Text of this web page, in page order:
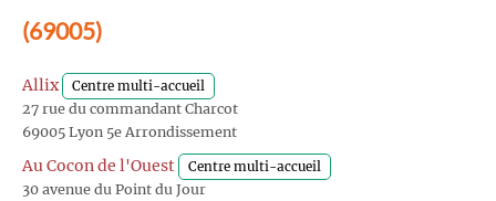
(69005)
Allix Centre multi-accueil
27 rue du commandant Charcot
69005 Lyon 5e Arrondissement
Au Cocon de l'Ouest Centre multi-accueil
30 avenue du Point du Jour